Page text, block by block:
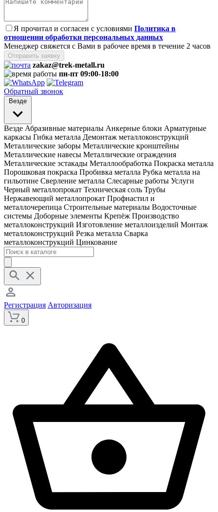
Я прочитал и согласен с условиями Политика в
отношении обработки персональных данных
Менеджер свяжется с Вами в рабочее время в течение 2 часов
Отправить заявку
zakaz@trek-metall.ru
пн-пт 09:00-18:00
Обратный звонок
Везде
Везде Абразивные материалы Анкерные блоки Арматурные
каркасы Гибка металла Демонтаж металлоконструкций
Металлические заборы Металлические кронштейны
Металлические навесы Металлические ограждения
Металлические эстакады Металлообработка Покраска металла
Порошковая покраска Пробивка металла Рубка металла на
гильотине Сверление металла Слесарные работы Услуги
Черный металлопрокат Техническая соль Трубы
Нержавеющий металлопрокат Профнастил и
металлочерепица Строительные материалы Водосточные
системы Доборные элементы Крепёж Производство
металлоконструкций Изготовление металлоизделий Монтаж
металлоконструкций Резка металла Сварка
металлоконструкций Цинкование
Регистрация Авторизация
0